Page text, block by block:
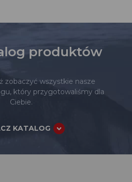
produktów
zobaczyć wszystkie nasze
który przygotowaliśmy dla
Ciebie.
KATALOG